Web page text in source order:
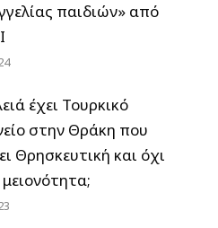
παιδιών» από
έχει Τουρκικό
στην Θράκη που
Θρησκευτική και όχι
μειονότητα;